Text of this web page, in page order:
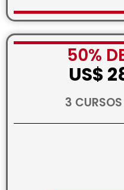
50%
US$
3 CURSOS